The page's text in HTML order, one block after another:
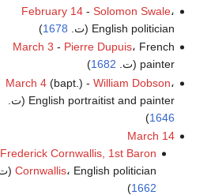
February 14- Solomon Swale،
English politician (ت.
1678
)
March 3 - Pierre Dupuis، French
painter (ت.
1682
)
March 4(bapt.) - William Dobson،
English portraitist and painter (ت.
1646
)
March 14
Frederick Cornwallis, 1st Baron
Cornwallis، English politician (ت.
1662
)